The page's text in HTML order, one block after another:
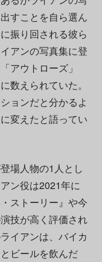
すことを自ら選ん
振り回される彼ら
アンの写真集に登
アウトローズ」
数えられていた。
ョンだと分かるよ
変えたと語ってい
場人物の1人とし
ン役は2021年に
ストーリー』や今
技が高く評価され
イアンは、バイカ
ビールを飲んだ